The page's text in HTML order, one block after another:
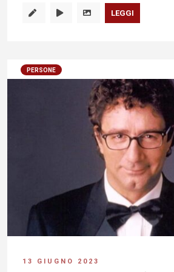
LEGGI
PERSONE
13 GIUGNO 2023